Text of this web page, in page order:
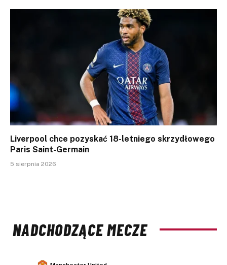
Liverpool chce pozyskać 18-letniego skrzydłowego
Paris Saint-Germain
5 sierpnia 2026
NADCHODZĄCE MECZE